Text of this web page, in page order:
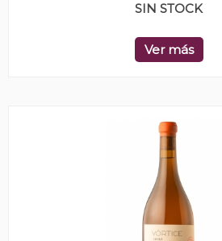
SIN STOCK
Ver más